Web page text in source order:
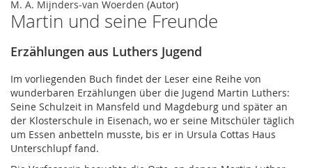
M. A. Mijnders-van Woerden (Autor)
Martin und seine Freunde
Erzählungen aus Luthers Jugend
Im vorliegenden Buch findet der Leser eine Reihe von
wunderbaren Erzählungen über die Jugend Martin Luthers:
Seine Schulzeit in Mansfeld und Magdeburg und später an
der Klosterschule in Eisenach, wo er seine Mitschüler täglich
um Essen anbetteln musste, bis er in Ursula Cottas Haus
Unterschlupf fand.
Zum
Anfang
der
Bildergalerie
springen